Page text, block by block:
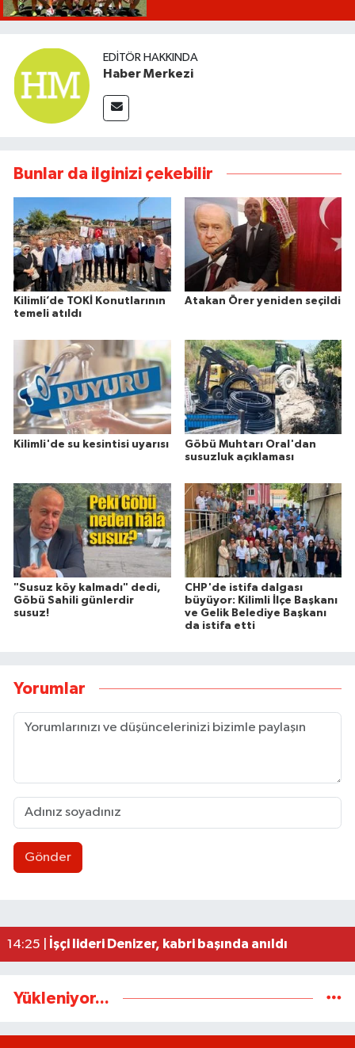
EDITÖR HAKKINDA
Haber Merkezi
Bunlar da ilginizi çekebilir
Kilimli’de TOKİ Konutlarının
temeli atıldı
Atakan Örer yeniden seçildi
Kilimli'de su kesintisi uyarısı
Göbü Muhtarı Oral'dan
susuzluk açıklaması
"Susuz köy kalmadı" dedi,
Göbü Sahili günlerdir
susuz!
CHP'de istifa dalgası
büyüyor: Kilimli İlçe Başkanı
ve Gelik Belediye Başkanı
da istifa etti
Yorumlar
Gönder
17:59 |Ülkü Ocakları’ndan BEUN Rektörü Özölçer’e
14:25 |
İşçi lideri Denizer, kabri başında anıldı
Yükleniyor...